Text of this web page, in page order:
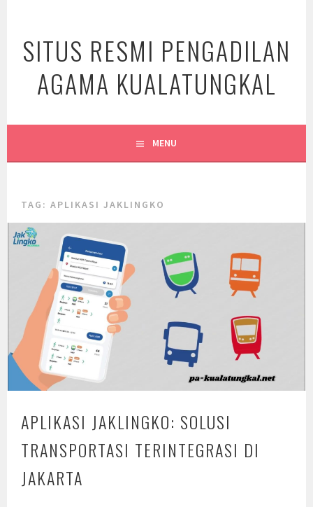
content
SITUS RESMI PENGADILAN
AGAMA KUALATUNGKAL
MENU
TAG:APLIKASI JAKLINGKO
APLIKASI JAKLINGKO: SOLUSI
TRANSPORTASI TERINTEGRASI DI
JAKARTA